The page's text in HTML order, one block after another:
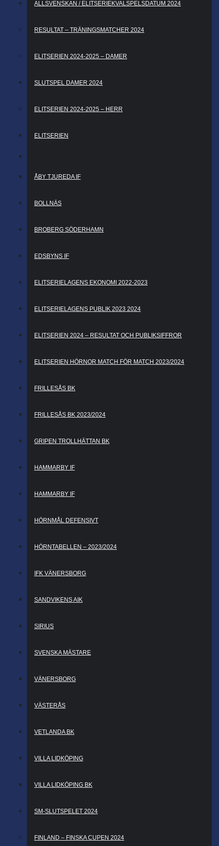
ALLSVENSKAN / ELITSERIEKVALSPELSDATUM 2024
RESULTAT – TRÄNINGSMATCHER 2024
ELITSERIEN 2024-2025 – DAMER
SLUTSPEL DAMER 2024
ELITSERIEN 2024-2025 – HERR
ELITSERIEN
ÅBY TJUREDA IF
BOLLNÄS
BROBERG SÖDERHAMN
EDSBYNS IF
ELITSERIELAGENS EKONOMI 2022-2023
ELITSERIELAGENS PUBLIK 2023 2024
ELITSERIEN 2024 – RESULTAT OCH PUBLIKSIFFROR
ELITSERIEN HÖRNOR MATCH FÖR MATCH 2023/2024
FRILLESÅS BK
FRILLESÅS BK 2023/2024
GRIPEN TROLLHÄTTAN BK
HAMMARBY IF
HAMMARBY IF
HÖRNMÅL DEFENSIVT
HÖRNTABELLEN – 2023/2024
IFK VÄNERSBORG
SANDVIKENS AIK
SIRIUS
SVENSKA MÄSTARE
VÄNERSBORG
VÄSTERÅS
VETLANDA BK
VILLA LIDKÖPING
VILLA LIDKÖPING BK
SM-SLUTSPELET 2024
FINLAND – FINSKA CUPEN 2024